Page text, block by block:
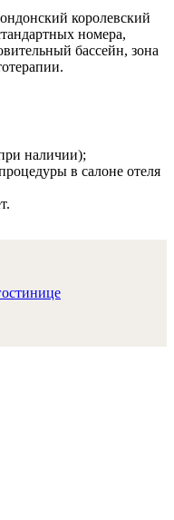
королевский
номера,
бассейн, зона
наличии);
в салоне отеля